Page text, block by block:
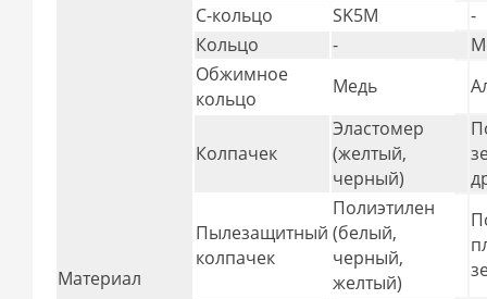
Материал
С-кольцо
SK5M
-
Кольцо
-
Обжимное
кольцо
Медь
Колпачек
Эластомер
(желтый,
черный)
Пылезащитный
колпачек
Полиэтилен
(белый,
черный,
желтый)